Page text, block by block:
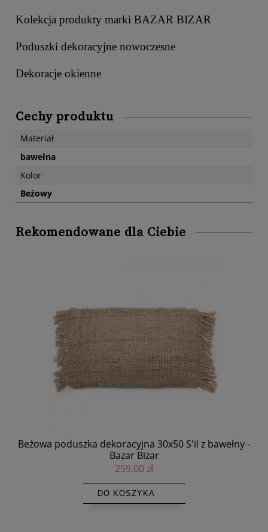
Kolekcja produkty marki BAZAR BIZAR
Poduszki dekoracyjne nowoczesne
Dekoracje okienne
Cechy produktu
Materiał
bawełna
Kolor
Beżowy
Rekomendowane dla Ciebie
Beżowa poduszka dekoracyjna 30x50 S'il z bawełny -
Bazar Bizar
259,00 zł
DO KOSZYKA